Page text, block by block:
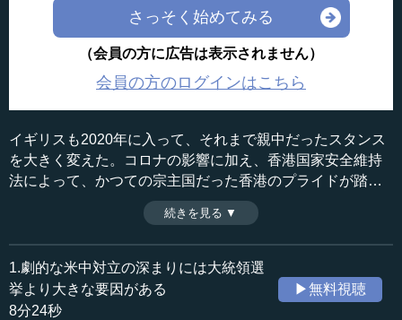
さっそく始めてみる
（会員の方に広告は表示されません）
会員の方のログインはこちら
イギリスも2020年に入って、それまで親中だったスタンス
を大きく変えた。コロナの影響に加え、香港国家安全維持
法によって、かつての宗主国だった香港のプライドが踏み
にじられた。ファーウェイ製品についても、2020年1月ま
ではアメリカの呼びかけに応じず一部採用予定だったが、7
月になって全面排除を決めた。その背景にはイギリスの情
報機関の存在もあり、イギリスのインテリジェンスには国
策を変えさせる力がある。（全10話中第5話）
※インタビュアー：川上達史（テンミニッツTV編集長）
収録日：2020年8月21日
追加日：2020年10月12日
カテゴリー：
国際
国際一般
続きを見る ▼
1.劇的な米中対立の深まりには大統領選
挙より大きな要因がある
8分24秒
▶無料視聴